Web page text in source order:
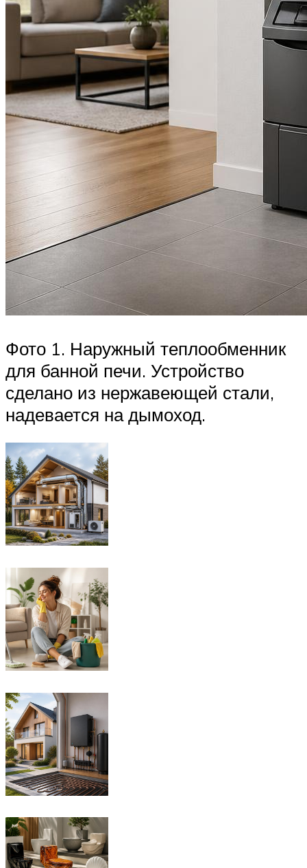
Фото 1. Наружный теплообменник
для банной печи. Устройство
сделано из нержавеющей стали,
надевается на дымоход.